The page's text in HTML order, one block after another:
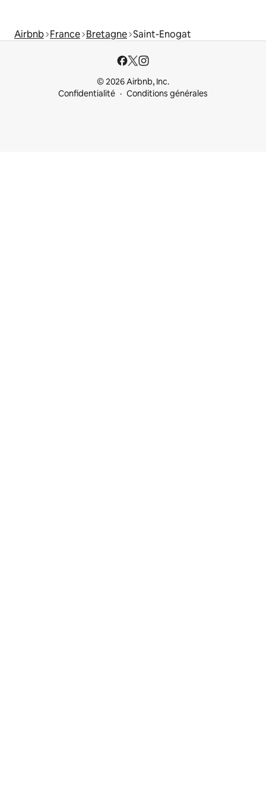
Airbnb France Bretagne Saint-Enogat
© 2026 Airbnb, Inc.
Confidentialité
Conditions générales